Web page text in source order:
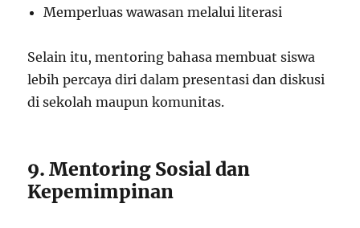
Memperluas wawasan melalui literasi
Selain itu, mentoring bahasa membuat siswa
lebih percaya diri dalam presentasi dan diskusi
di sekolah maupun komunitas.
9. Mentoring Sosial dan
Kepemimpinan